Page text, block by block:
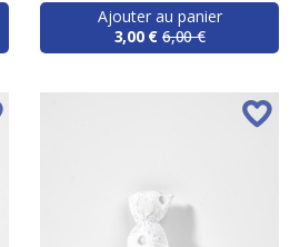
Ajouter au panier
3,00 € 6,00 €